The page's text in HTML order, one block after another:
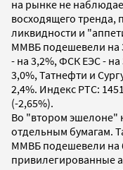
на рынке не
восходящего
ликвидности и
ММВБ подешевели на
- на 3,2%, ФСК ЕЭС -
3,0%, Татнефти и
2,4%. Индекс РТС:
(-2,65%).
Во "втором эшелоне"
отдельным бумагам.
ММВБ подешевели на
привилегированные